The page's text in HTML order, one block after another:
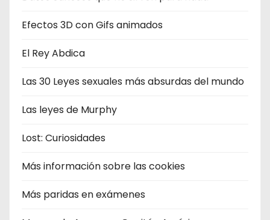
Efectos 3D con Gifs animados
El Rey Abdica
Las 30 Leyes sexuales más absurdas del mundo
Las leyes de Murphy
Lost: Curiosidades
Más información sobre las cookies
Más paridas en exámenes